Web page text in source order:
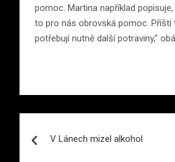
pomoc. Martina například
to pro nás obrovská pomoc. Příští
potřebují nutně další potraviny,”
pro
V Lánech mizel alkohol